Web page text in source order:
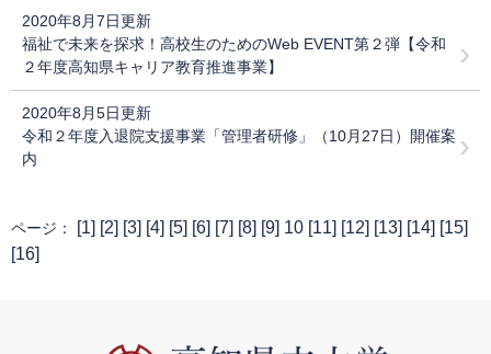
2020年8月7日更新
福祉で未来を探求！高校生のためのWeb EVENT第２弾【令和
２年度高知県キャリア教育推進事業】
2020年8月5日更新
令和２年度入退院支援事業「管理者研修」（10月27日）開催案
内
ページ： [1] [2] [3] [4] [5] [6] [7] [8] [9] 10 [11] [12] [13] [14] [15]
[16]